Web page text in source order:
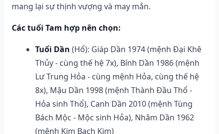
mang lại sự thịnh vượng và may mắn.
Các tuổi Tam hợp nên chọn:
Tuổi Dần (Hổ): Giáp Dần 1974 (mệnh Đại Khê
Thủy - cùng thế hệ 7x), Bính Dần 1986 (mệnh
Lư Trung Hỏa - cùng mệnh Hỏa, cùng thế hệ
8x), Mậu Dần 1998 (mệnh Thành Đầu Thổ -
Hỏa sinh Thổ), Canh Dần 2010 (mệnh Tùng
Bách Mộc - Mộc sinh Hỏa), Nhâm Dần 1962
(mệnh Kim Bạch Kim)